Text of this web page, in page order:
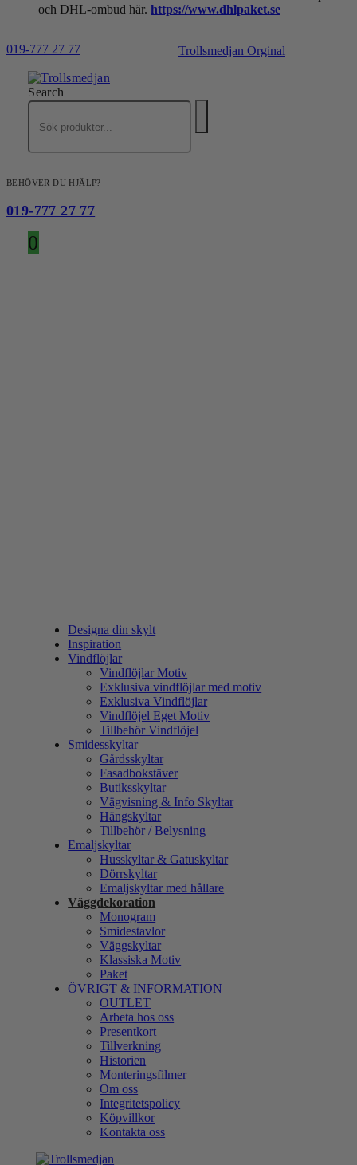
och DHL-ombud här. https://www.dhlpaket.se
019-777 27 77 Trollsmedjan Orginal
Search
BEHÖVER DU HJÄLP?
019-777 27 77
0
Designa din skylt
Inspiration
Vindflöjlar
Vindflöjlar Motiv
Exklusiva vindflöjlar med motiv
Exklusiva Vindflöjlar
Vindflöjel Eget Motiv
Tillbehör Vindflöjel
Smidesskyltar
Gårdsskyltar
Fasadbokstäver
Butiksskyltar
Vägvisning & Info Skyltar
Hängskyltar
Tillbehör / Belysning
Emaljskyltar
Husskyltar & Gatuskyltar
Dörrskyltar
Emaljskyltar med hållare
Väggdekoration
Monogram
Smidestavlor
Väggskyltar
Klassiska Motiv
Paket
ÖVRIGT & INFORMATION
OUTLET
Arbeta hos oss
Presentkort
Tillverkning
Historien
Monteringsfilmer
Om oss
Integritetspolicy
Köpvillkor
Kontakta oss